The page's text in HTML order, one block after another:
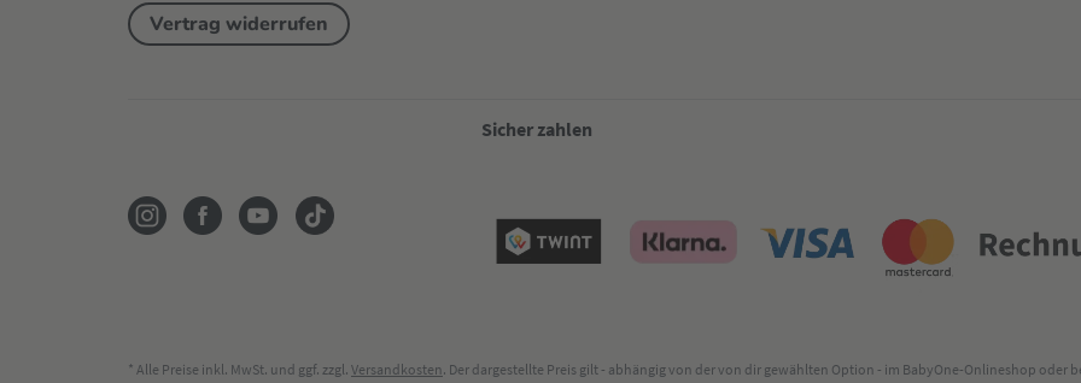
Vertrag widerrufen
Sicher zahlen
* Alle Preise inkl. MwSt. und ggf. zzgl. Versandkosten. Der dargestellte Preis gilt - abhängig von der von dir gewählten Option - im BabyOne-Onlineshop